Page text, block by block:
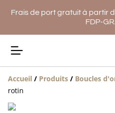
Frais de port gratuit à partir
FDP-
Accueil / Produits / Boucles
rotin